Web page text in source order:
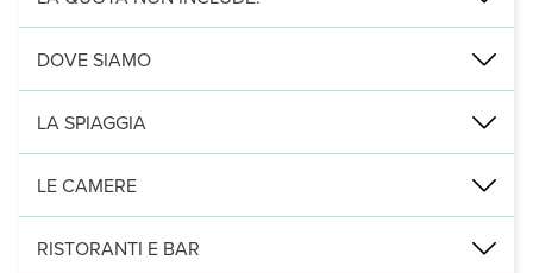
Servizio bar - bevande escluse nella cena
DOVE SIAMO
A 800 m da Cala Pisana, 2 km da Porto Vecchio, 1 km
LA SPIAGGIA
A 800 m dalla spiaggia di Cala Pisana, a 1 km da Cala Creta, di
LE CAMERE
Camere poste a piano terra su dei viali che si distinguono per
RISTORANTI E BAR